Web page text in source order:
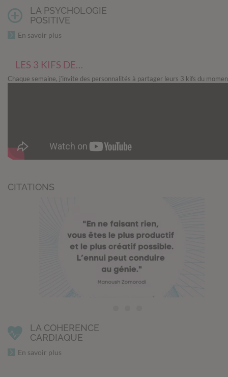
LA PSYCHOLOGIE
POSITIVE
En savoir plus
LES 3 KIFS DE…
Chaque semaine, j’invite des personnalités à partager leurs 3 kifs du
CITATIONS
LA COHERENCE
CARDIAQUE
En savoir plus